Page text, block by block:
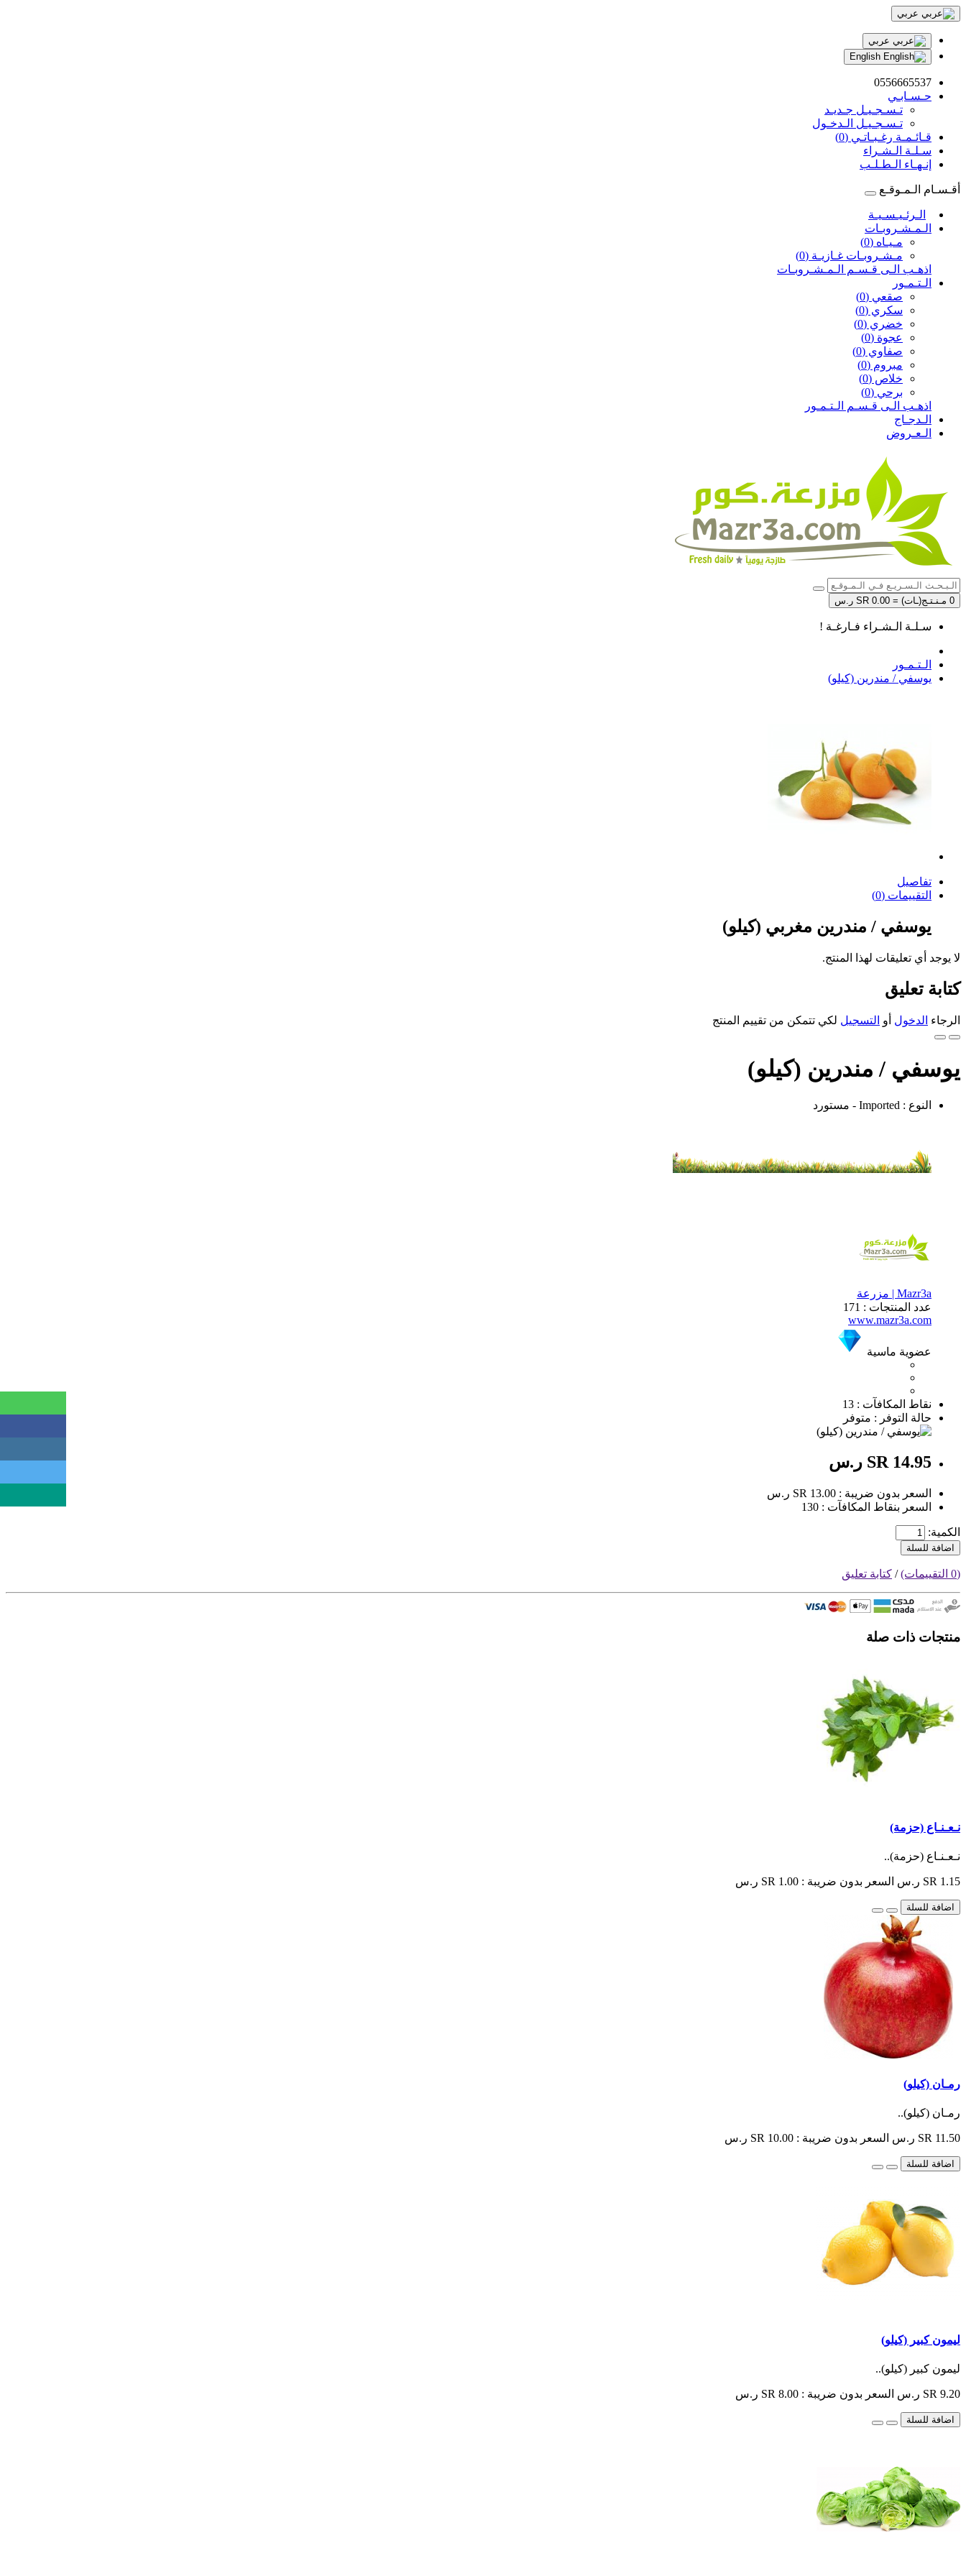
عربي
عربي
0556665537
حـسـابـي
تـسـجـيـل جـديـد
تـسـجـيـل الـدخـول
قـائـمـة رغـبـاتـي (0)
سـلـة الـشـراء
إنـهـاء الـطـلـب
أقـسـام الـمـوقـع
الـرئـيـسـيـة
الـمـشـروبـات
مـيـاه (0)
مـشـروبـات غـازيـة (0)
اذهـب الـى قـسـم الـمـشـروبـات
الـتـمـور
صقعي (0)
سكري (0)
خضري (0)
عجوة (0)
صفاوي (0)
مبروم (0)
خلاص (0)
برحي (0)
اذهـب الـى قـسـم الـتـمـور
الـدجـاج
الـعـروض
0 مـنـتـج(ـات) = SR 0.00 ر.س
سـلـة الـشـراء فـارغـة !
الـتـمـور
يوسفي / مندرين (كيلو)
تفاصيل
التقييمات (0)
يوسفي / مندرين مغربي (كيلو)
لا يوجد أي تعليقات لهذا المنتج.
كتابة تعليق
الرجاء الدخول أو التسجيل لكي تتمكن من تقييم المنتج
يوسفي / مندرين (كيلو)
النوع : Imported - مستورد
Mazr3a | مزرعة
عدد المنتجات : 171
www.mazr3a.com
عضوية ماسية
نقاط المكافآت : 13
حالة التوفر : متوفر
SR 14.95 ر.س
السعر بدون ضريبة : SR 13.00 ر.س
السعر بنقاط المكافآت : 130
الكمية:
اضافة للسلة
(0 التقييمات) / كتابة تعليق
منتجات ذات صلة
نـعـنـاع (حزمة)
نـعـنـاع (حزمة)..
SR 1.15 ر.س السعر بدون ضريبة : SR 1.00 ر.س
اضافة للسلة
رمـان (كيلو)
رمـان (كيلو)..
SR 11.50 ر.س السعر بدون ضريبة : SR 10.00 ر.س
اضافة للسلة
ليمون كبير (كيلو)
ليمون كبير (كيلو)..
SR 9.20 ر.س السعر بدون ضريبة : SR 8.00 ر.س
اضافة للسلة